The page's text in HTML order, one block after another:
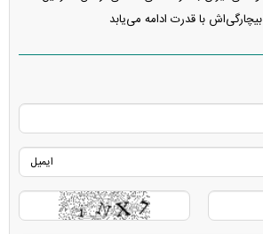
بیچارگی‌اش با قدرت ادامه می‌یابد